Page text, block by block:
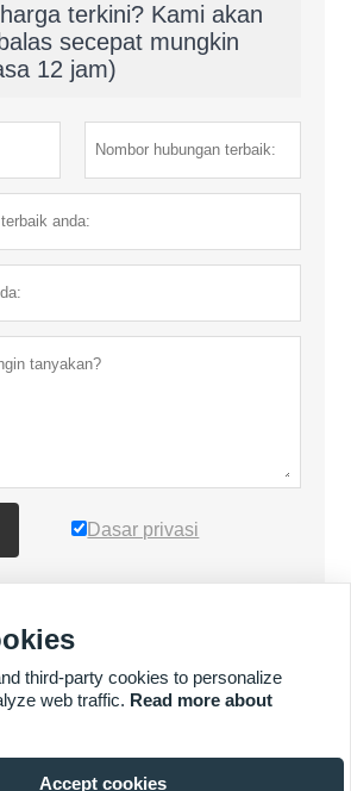
terkini? Kami akan
secepat mungkin
12 jam)
Dasar privasi
PERKHIDMATAN
  
third-party cookies to personalize
web traffic. Read more about
Accept cookies